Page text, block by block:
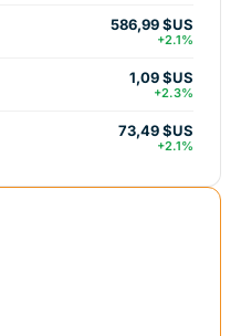
586,99 $US
+2.1%
1,09 $US
+2.3%
73,49 $US
+2.1%